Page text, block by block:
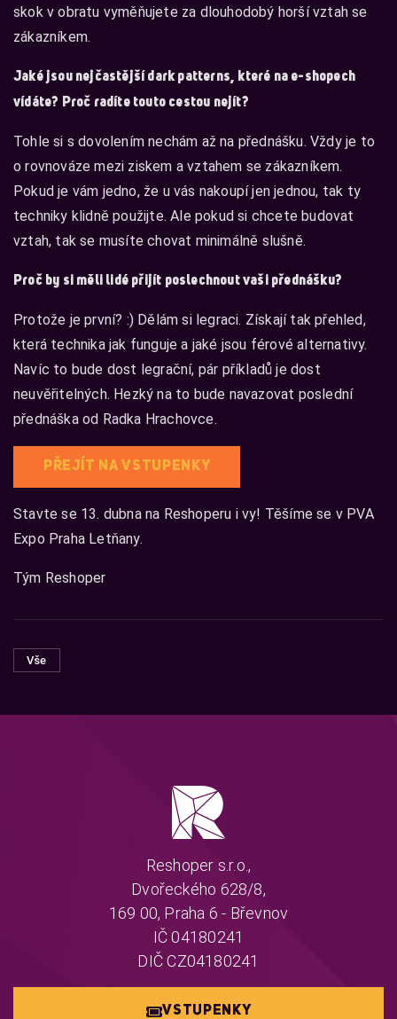
skok v obratu vyměňujete za dlouhodobý horší vztah se
zákazníkem.
Jaké jsou nejčastější dark patterns, které na e-shopech
vídáte? Proč radíte touto cestou nejít?
Tohle si s dovolením nechám až na přednášku. Vždy je to
o rovnováze mezi ziskem a vztahem se zákazníkem.
Pokud je vám jedno, že u vás nakoupí jen jednou, tak ty
techniky klidně použijte. Ale pokud si chcete budovat
vztah, tak se musíte chovat minimálně slušně.
Proč by si měli lidé přijít poslechnout vaši přednášku?
Protože je první? :) Dělám si legraci. Získají tak přehled,
která technika jak funguje a jaké jsou férové alternativy.
Navíc to bude dost legrační, pár příkladů je dost
neuvěřitelných. Hezký na to bude navazovat poslední
přednáška od Radka Hrachovce.
PŘEJÍT NA VSTUPENKY
Stavte se 13. dubna na Reshoperu i vy! Těšíme se v PVA
Expo Praha Letňany.
Tým Reshoper
Vše
Reshoper s.r.o.,
Dvořeckého 628/8,
169 00, Praha 6 - Břevnov
IČ 04180241
DIČ CZ04180241
VSTUPENKY